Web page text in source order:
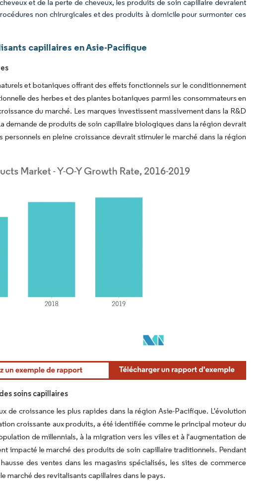
et de la perte de cheveux, les produits de soin capillaire devraient
non chirurgicales et des produits à domicile pour surmonter ces
capillaires en Asie-Pacifique
et botaniques offrant des effets fonctionnels sur le conditionnement
des herbes et des plantes botaniques parmi les consommateurs en
du marché. Les marques investissent massivement dans la R&D
demande de produits de soin capillaire biologiques dans la région devrait
en pleine croissance devrait stimuler le marché dans la région
soins capillaires
de croissance les plus rapides dans la région Asie-Pacifique. L'évolution
croissante aux produits, a été identifiée comme le principal moteur du
de millennials, à la migration vers les villes et à l'augmentation de
impacté le marché des produits de soin capillaire traditionnels. Pendant
des ventes dans les magasins spécialisés, les sites de commerce
marché des revitalisants capillaires dans le pays.